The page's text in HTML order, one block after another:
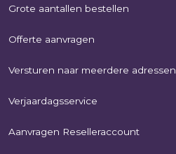
Grote aantallen bestellen
Offerte aanvragen
Versturen naar meerdere adressen
Verjaardagsservice
Aanvragen Reselleraccount